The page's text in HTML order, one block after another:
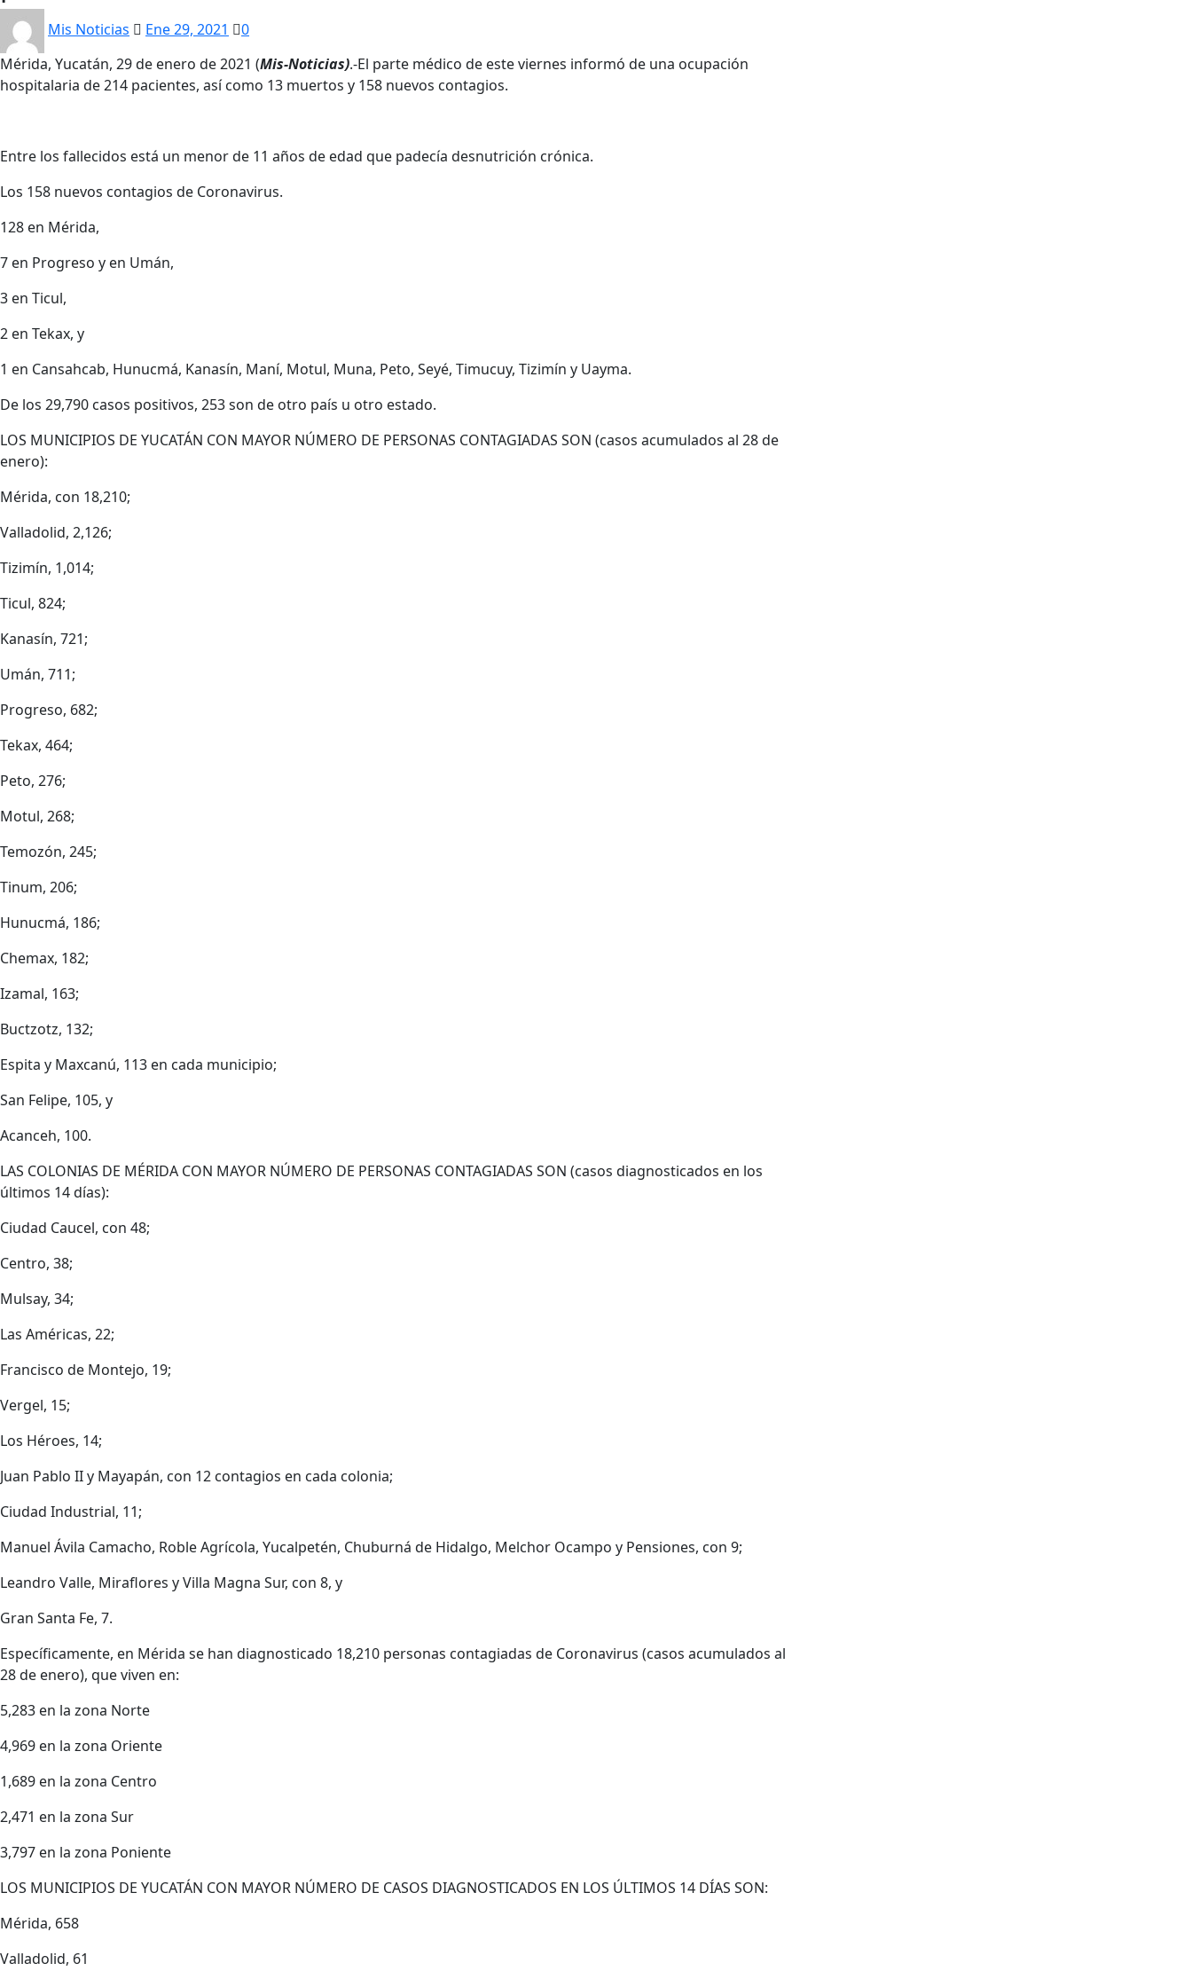
Mis Noticias Ene 29, 2021
0
Mérida, Yucatán, 29 de enero de 2021 (Mis-Noticias).-El parte médico de este viernes informó de una ocupación
hospitalaria de 214 pacientes, así como 13 muertos y 158 nuevos contagios.
Entre los fallecidos está un menor de 11 años de edad que padecía desnutrición crónica.
Los 158 nuevos contagios de Coronavirus.
128 en Mérida,
7 en Progreso y en Umán,
3 en Ticul,
2 en Tekax, y
1 en Cansahcab, Hunucmá, Kanasín, Maní, Motul, Muna, Peto, Seyé, Timucuy, Tizimín y Uayma.
De los 29,790 casos positivos, 253 son de otro país u otro estado.
LOS MUNICIPIOS DE YUCATÁN CON MAYOR NÚMERO DE PERSONAS CONTAGIADAS SON (casos acumulados al 28 de
enero):
Mérida, con 18,210;
Valladolid, 2,126;
Tizimín, 1,014;
Ticul, 824;
Kanasín, 721;
Umán, 711;
Progreso, 682;
Tekax, 464;
Peto, 276;
Motul, 268;
Temozón, 245;
Tinum, 206;
Hunucmá, 186;
Chemax, 182;
Izamal, 163;
Buctzotz, 132;
Espita y Maxcanú, 113 en cada municipio;
San Felipe, 105, y
Acanceh, 100.
LAS COLONIAS DE MÉRIDA CON MAYOR NÚMERO DE PERSONAS CONTAGIADAS SON (casos diagnosticados en los
últimos 14 días):
Ciudad Caucel, con 48;
Centro, 38;
Mulsay, 34;
Las Américas, 22;
Francisco de Montejo, 19;
Vergel, 15;
Los Héroes, 14;
Juan Pablo II y Mayapán, con 12 contagios en cada colonia;
Ciudad Industrial, 11;
Manuel Ávila Camacho, Roble Agrícola, Yucalpetén, Chuburná de Hidalgo, Melchor Ocampo y Pensiones, con 9;
Leandro Valle, Miraflores y Villa Magna Sur, con 8, y
Gran Santa Fe, 7.
Específicamente, en Mérida se han diagnosticado 18,210 personas contagiadas de Coronavirus (casos acumulados al
28 de enero), que viven en:
5,283 en la zona Norte
4,969 en la zona Oriente
1,689 en la zona Centro
2,471 en la zona Sur
3,797 en la zona Poniente
LOS MUNICIPIOS DE YUCATÁN CON MAYOR NÚMERO DE CASOS DIAGNOSTICADOS EN LOS ÚLTIMOS 14 DÍAS SON:
Mérida, 658
Valladolid, 61